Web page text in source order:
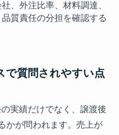
、外注比率、材料調達、
質責任の分担を確認する
で質問されやすい点
実績だけでなく、譲渡後
かが問われます。売上が